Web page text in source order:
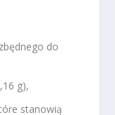
do
g),
stanowią